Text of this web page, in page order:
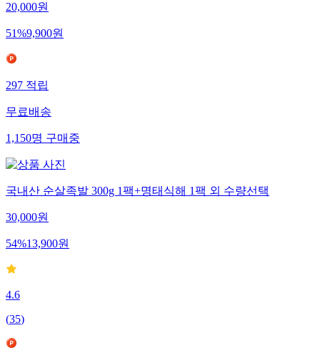
20,000원
51%9,900원
297 적립
무료배송
1,150명 구매중
국내산 순살족발 300g 1팩+명태식해 1팩 외 수량선택
30,000원
54%13,900원
4.6
(35)